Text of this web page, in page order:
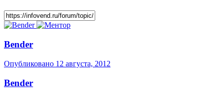
Bender
Опубликовано 12 августа, 2012
Bender